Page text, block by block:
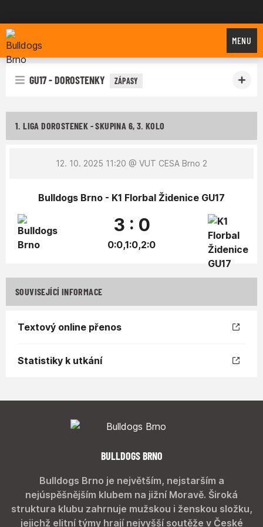
Bulldogs Brno
MENU
GU17 - DOROSTENKY ZÁPASY
1. LIGA DOROSTENEK - SKUPINA 6, 3. KOLO
12. 10. 2025 11:20 @ VUT CESA Brno 2
Bulldogs Brno - K1 Florbal Židenice GU17
3 : 0
0:0,1:0,2:0
SOUVISEJÍCÍ INFORMACE
Textový online přenos
Statistiky k utkání
BULLDOGS BRNO
Bulldogs Brno je největším, nejstarším a
nejúspěšnějším klubem na jižní Moravě. Široká
struktura klubu zahrnuje mužskou i ženskou složku,
jejichž elitní týmy hrají nejvyšší soutěže v České